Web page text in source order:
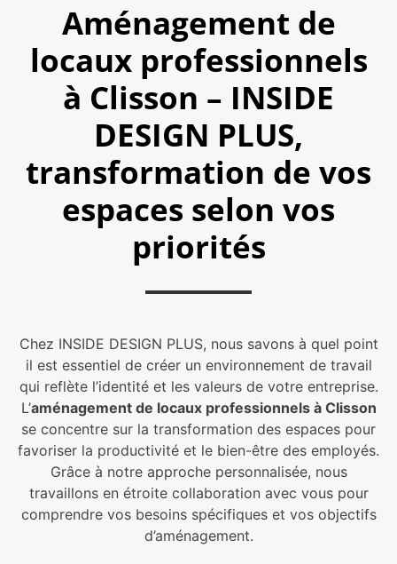
Aménagement de
locaux professionnels
à Clisson – INSIDE
DESIGN PLUS,
transformation de vos
espaces selon vos
priorités
Chez INSIDE DESIGN PLUS, nous savons à quel point
il est essentiel de créer un environnement de travail
qui reflète l’identité et les valeurs de votre entreprise.
L’aménagement de locaux professionnels à Clisson
se concentre sur la transformation des espaces pour
favoriser la productivité et le bien-être des employés.
Grâce à notre approche personnalisée, nous
travaillons en étroite collaboration avec vous pour
comprendre vos besoins spécifiques et vos objectifs
d’aménagement.